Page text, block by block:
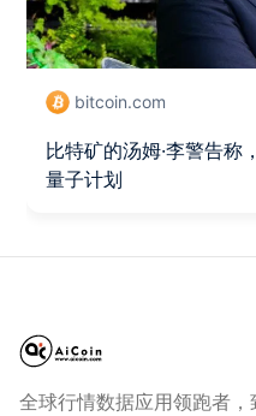
bitcoin.com
比特矿的汤姆·李警告
量子计划
全球行情数据应用领跑者